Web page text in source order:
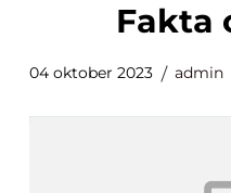
fakta
04 oktober 2023 admin